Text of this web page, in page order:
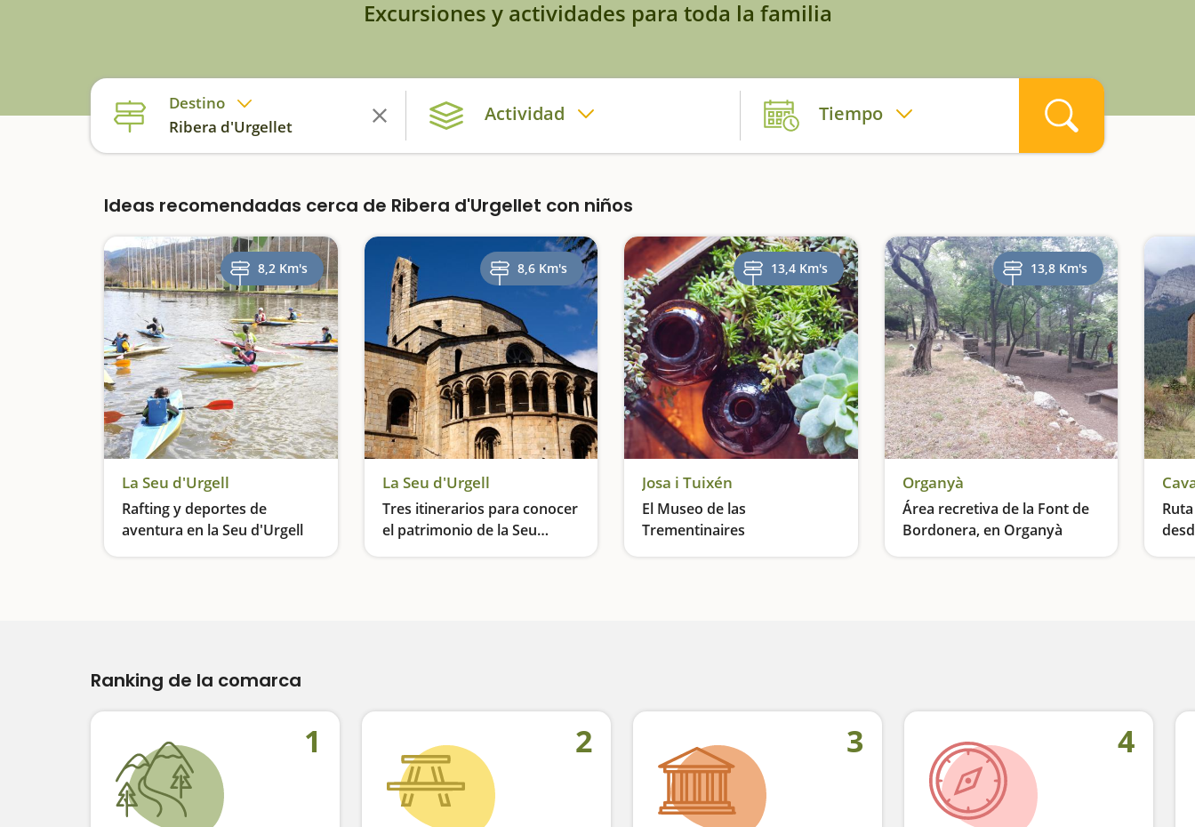
Excursiones y actividades para toda la familia
Destino
Ribera d'Urgellet
Actividad Tiempo
Ideas recomendadas cerca de Ribera d'Urgellet con niños
8,2 Km's
La Seu d'Urgell
Rafting y deportes de
aventura en la Seu d'Urgell
Aventuras para toda la familia
8,6 Km's
La Seu d'Urgell
Tres itinerarios para conocer
el patrimonio de la Seu
Una visita patrimonial a la capital del Alt Urgell
13,4 Km's
Josa i Tuixén
El Museo de las
Trementinaires
El oficio de las plantas y de los remedios naturales
13,8 Km's
Organyà
Área recretiva de la Font de
Bordonera, en Organyà
La fuente milagrosa del Alt Urgell
Ranking de la comarca
1 2 3 4